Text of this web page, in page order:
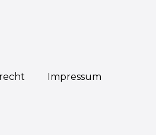
Impressum